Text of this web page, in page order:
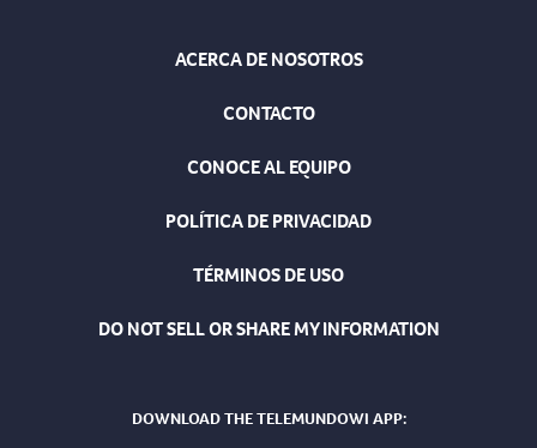
ACERCA DE NOSOTROS
CONTACTO
CONOCE AL EQUIPO
POLÍTICA DE PRIVACIDAD
TÉRMINOS DE USO
DO NOT SELL OR SHARE MY INFORMATION
DOWNLOAD THE TELEMUNDOWI APP: